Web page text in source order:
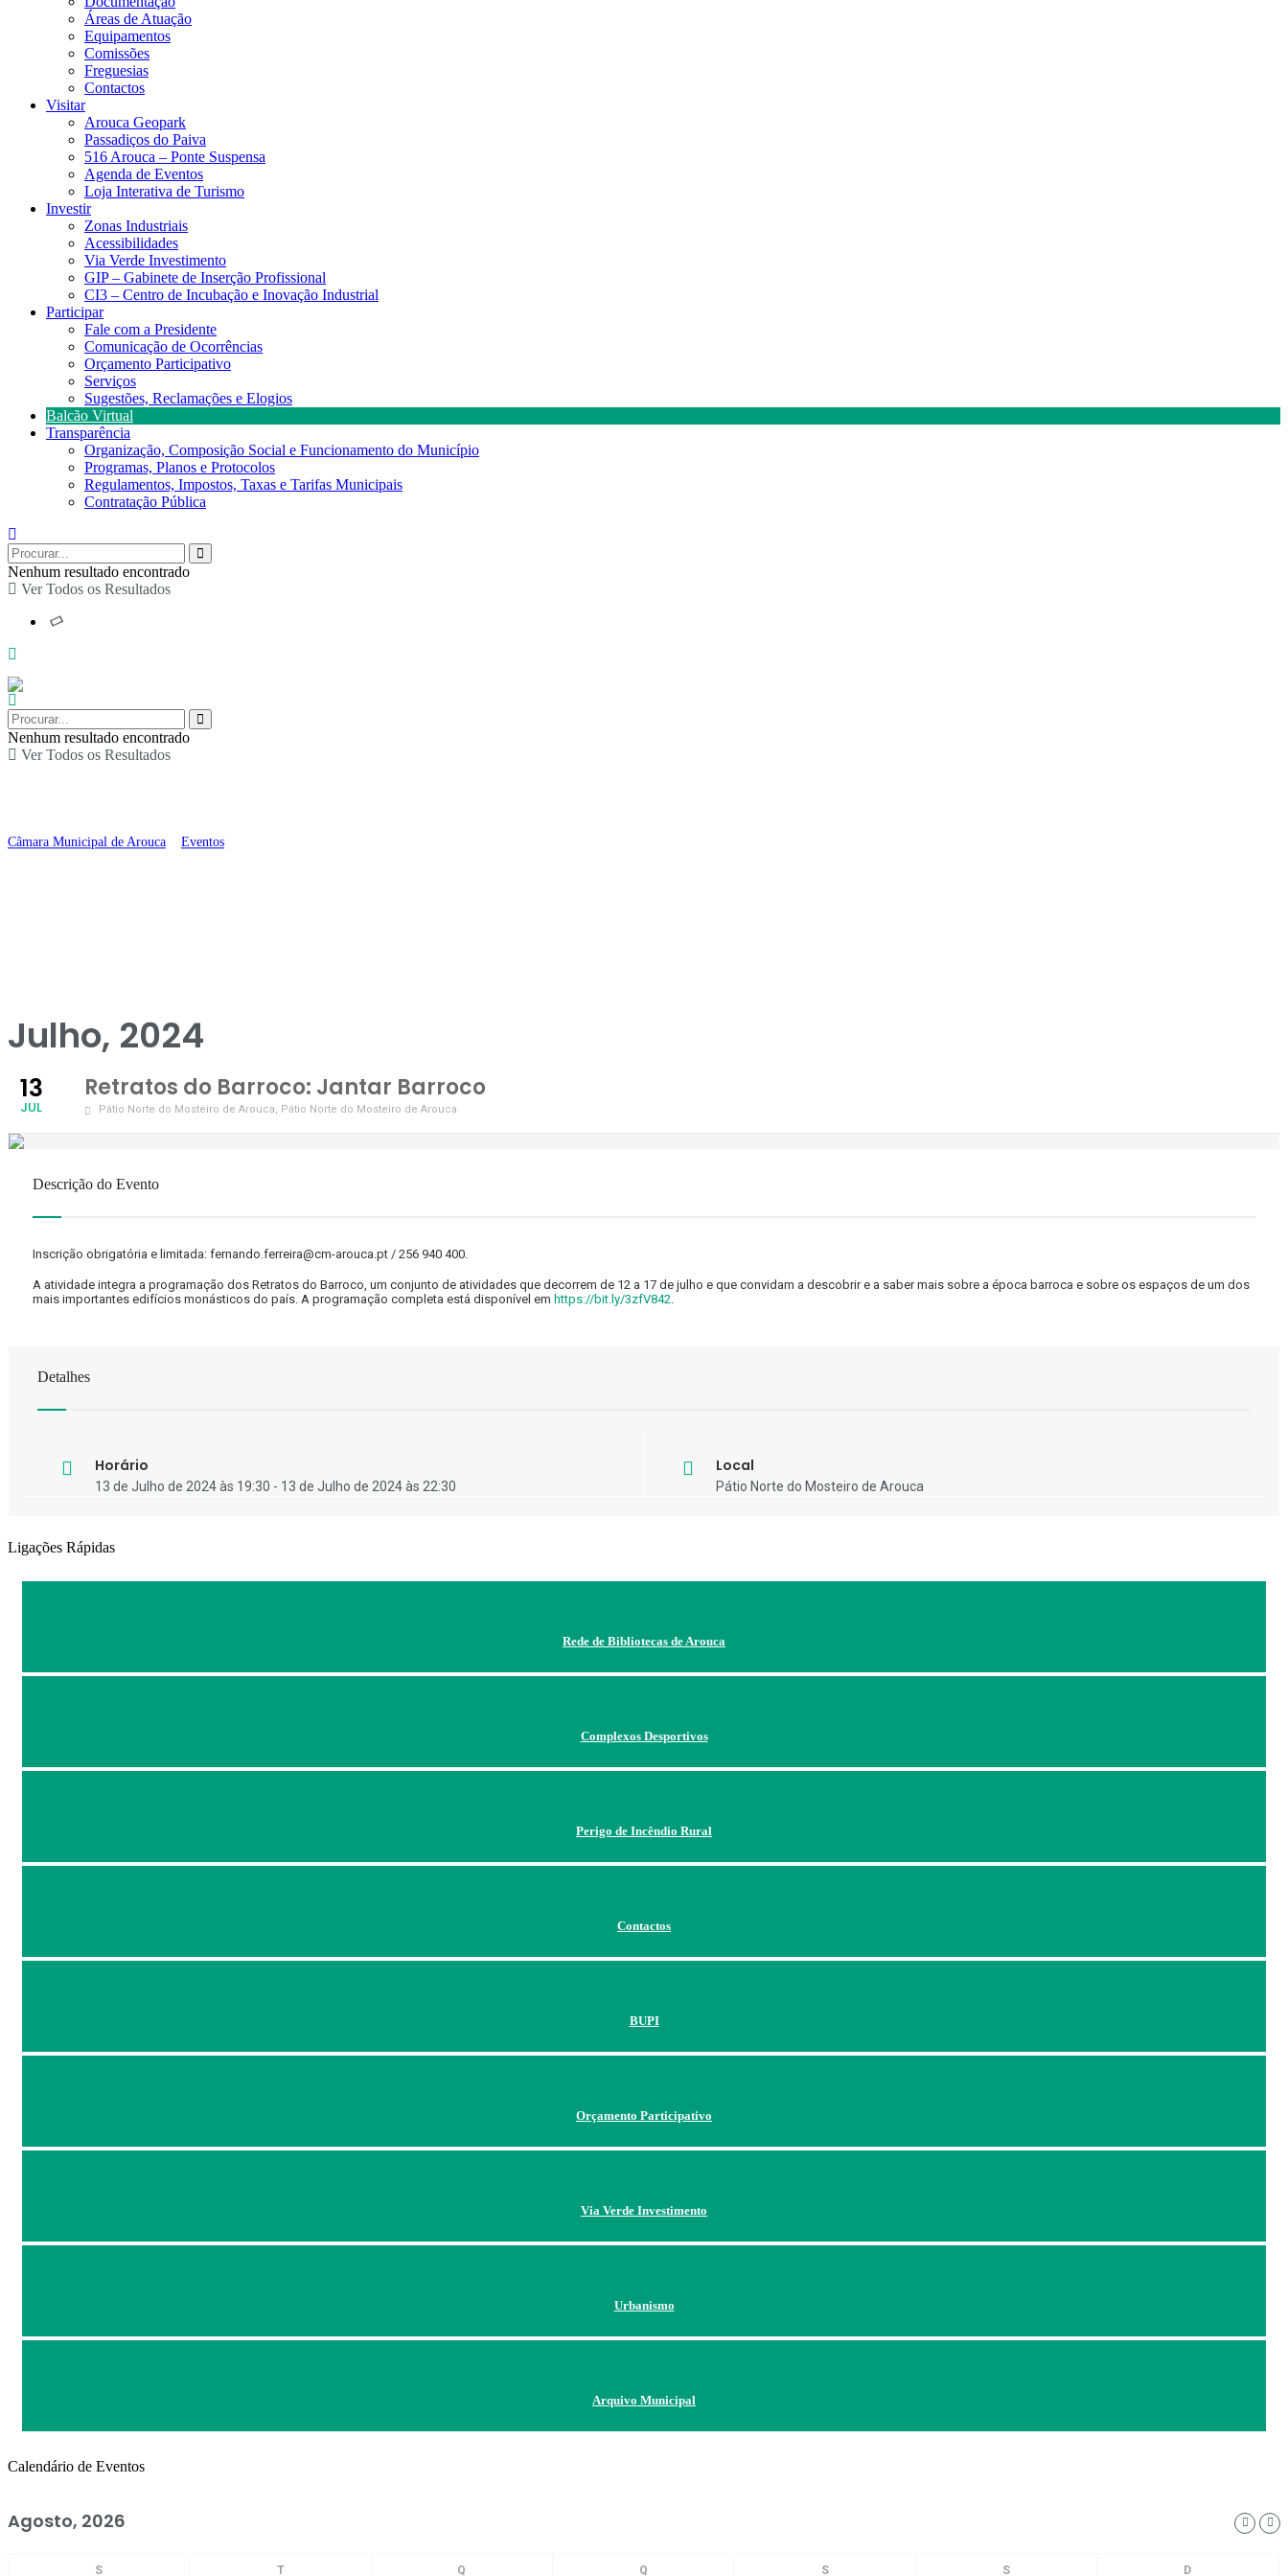
Áreas de Atuação
Equipamentos
Comissões
Freguesias
Contactos
Visitar
Arouca Geopark
Passadiços do Paiva
516 Arouca – Ponte Suspensa
Agenda de Eventos
Loja Interativa de Turismo
Investir
Zonas Industriais
Acessibilidades
Via Verde Investimento
GIP – Gabinete de Inserção Profissional
CI3 – Centro de Incubação e Inovação Industrial
Participar
Fale com a Presidente
Comunicação de Ocorrências
Orçamento Participativo
Serviços
Sugestões, Reclamações e Elogios
Balcão Virtual
Transparência
Organização, Composição Social e Funcionamento do Município
Programas, Planos e Protocolos
Regulamentos, Impostos, Taxas e Tarifas Municipais
Contratação Pública
Nenhum resultado encontrado
Ver Todos os Resultados
Nenhum resultado encontrado
Ver Todos os Resultados
Câmara Municipal de Arouca Eventos
Julho, 2024
13
JUL
Retratos do Barroco: Jantar Barroco
Pátio Norte do Mosteiro de Arouca, Pátio Norte do Mosteiro de Arouca
Descrição do Evento
Inscrição obrigatória e limitada: fernando.ferreira@cm-arouca.pt / 256 940 400.
A atividade integra a programação dos Retratos do Barroco, um conjunto de atividades que decorrem de 12 a 17 de julho e que convidam a descobrir e a saber mais sobre a época barroca e sobre os espaços de um dos
mais importantes edifícios monásticos do país. A programação completa está disponível em https://bit.ly/3zfV842
Detalhes
Horário
13 de Julho de 2024 às 19:30 - 13 de Julho de 2024 às 22:30
Local
Pátio Norte do Mosteiro de Arouca
Ligações Rápidas
Rede de Bibliotecas de Arouca
Complexos Desportivos
Perigo de Incêndio Rural
Contactos
BUPI
Orçamento Participativo
Via Verde Investimento
Urbanismo
Arquivo Municipal
Calendário de Eventos
Agosto, 2026